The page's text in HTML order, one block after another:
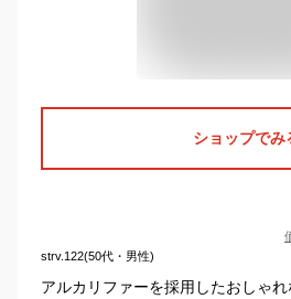
ショップでみ
strv.122(50代・男性)
アルカリファーを採用したおしゃ